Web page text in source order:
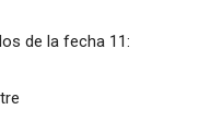
de la fecha 11: